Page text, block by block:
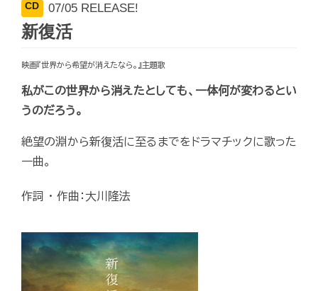
CD 07/05 RELEASE!
新復活
映画『世界から希望が消えたなら。』主題歌
私がこの世界から消えたとしても、一体何が変わるとい
うのだろう。
絶望の淵から新復活に至るまでをドラマチックに歌った
一曲。
作詞 ・ 作曲：大川隆法